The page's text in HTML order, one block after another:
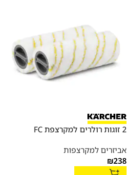
2 זוגות רולרים למקרצפת FC
אביזרים למקרצפות
₪238